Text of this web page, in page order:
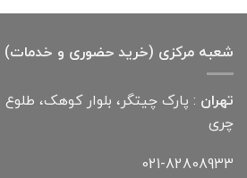
شعبه مرکزی (خرید حضوری و خدمات)
تهران : پارک چیتگر، بلوار کوهک،
چری
021-82808933